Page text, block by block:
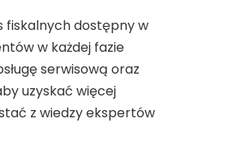
fiskalnych dostępny w
w każdej fazie
serwisową oraz
uzyskać więcej
z wiedzy ekspertów